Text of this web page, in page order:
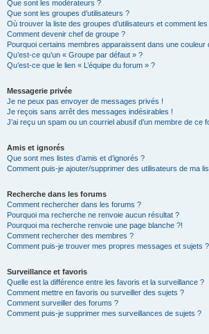
Que sont les modérateurs ?
Que sont les groupes d’utilisateurs ?
Où trouver la liste des groupes d’utilisateurs et comment
Comment devenir chef de groupe ?
Pourquoi certains membres apparaissent dans une couleur
Qu’est-ce qu’un « Groupe par défaut » ?
Qu’est-ce que le lien « L’équipe du forum » ?
Messagerie privée
Je ne peux pas envoyer de messages privés !
Je reçois sans arrêt des messages indésirables !
J’ai reçu un spam ou un courriel abusif d’un membre de ce
Amis et ignorés
Que sont mes listes d’amis et d’ignorés ?
Comment puis-je ajouter/supprimer des utilisateurs de ma
Recherche dans les forums
Comment rechercher dans les forums ?
Pourquoi ma recherche ne renvoie aucun résultat ?
Pourquoi ma recherche renvoie une page blanche ?!
Comment rechercher des membres ?
Comment puis-je trouver mes propres messages et sujets ?
Surveillance et favoris
Quelle est la différence entre les favoris et la surveillance ?
Comment mettre en favoris ou surveiller des sujets ?
Comment surveiller des forums ?
Comment puis-je supprimer mes surveillances de sujets ?